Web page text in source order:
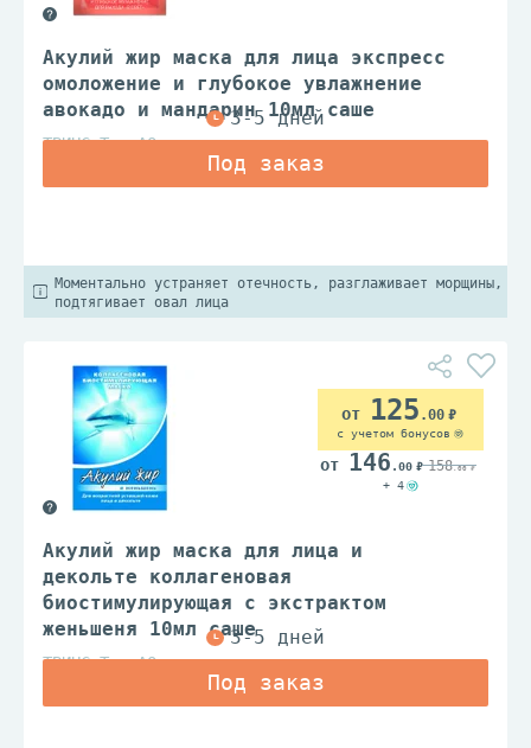
Акулий жир маска для лица экспресс
омоложение и глубокое увлажнение
авокадо и мандарин 10мл саше
ТВИНС Тэк АО
Моментально устраняет отечность, разглаживает морщины,
подтягивает овал лица
Акулий жир маска для лица и
декольте коллагеновая
биостимулирующая с экстрактом
женьшеня 10мл саше
ТВИНС Тэк АО
125 .00
с учетом бонусов
146 .00 158.00
+ 4